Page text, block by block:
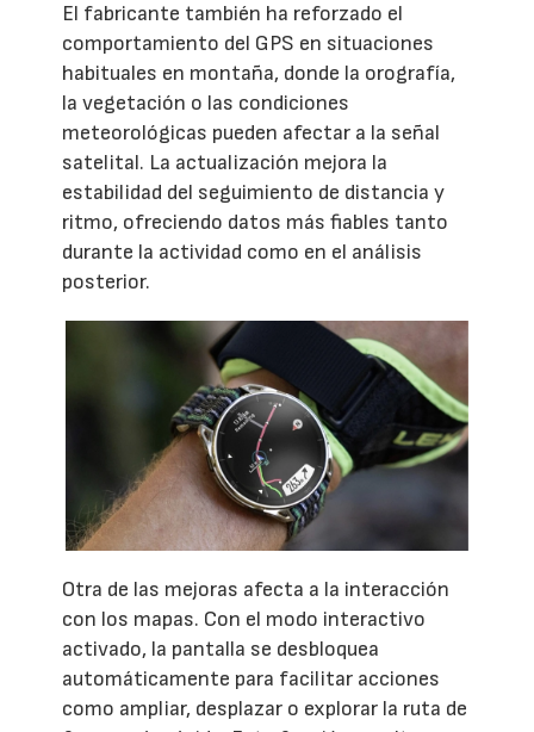
El fabricante también ha reforzado el
comportamiento del GPS en situaciones
habituales en montaña, donde la orografía,
la vegetación o las condiciones
meteorológicas pueden afectar a la señal
satelital. La actualización mejora la
estabilidad del seguimiento de distancia y
ritmo, ofreciendo datos más fiables tanto
durante la actividad como en el análisis
posterior.
Otra de las mejoras afecta a la interacción
con los mapas. Con el modo interactivo
activado, la pantalla se desbloquea
automáticamente para facilitar acciones
como ampliar, desplazar o explorar la ruta de